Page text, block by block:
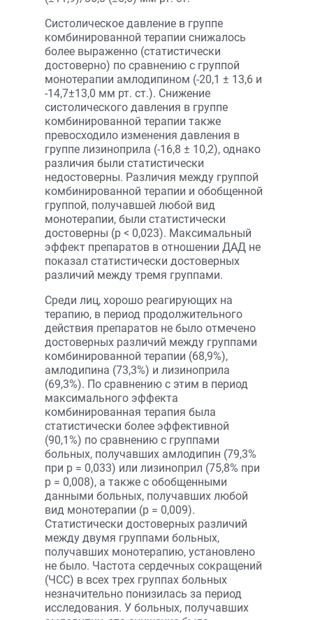
Систолическое давление в группе
комбинированной терапии снижалось
более выраженно (статистически
достоверно) по сравнению с группой
монотерапии амлодипином (-20,1 ± 13,6 и
-14,7±13,0 мм рт. ст.). Снижение
систолического давления в группе
комбинированной терапии также
превосходило изменения давления в
группе лизиноприла (-16,8 ± 10,2), однако
различия были статистически
недостоверны. Различия между группой
комбинированной терапии и обобщенной
группой, получавшей любой вид
монотерапии, были статистически
достоверны (р < 0,023). Максимальный
эффект препаратов в отношении ДАД не
показал статистически достоверных
различий между тремя группами.
Среди лиц, хорошо реагирующих на
терапию, в период продолжительного
действия препаратов не было отмечено
достоверных различий между группами
комбинированной терапии (68,9%),
амлодипина (73,3%) и лизиноприла
(69,3%). По сравнению с этим в период
максимального эффекта
комбинированная терапия была
статистически более эффективной
(90,1%) по сравнению с группами
больных, получавших амлодипин (79,3%
при р = 0,033) или лизиноприл (75,8% при
р = 0,008), а также с обобщенными
данными больных, получавших любой
вид монотерапии (р = 0,009).
Статистически достоверных различий
между двумя группами больных,
получавших монотерапию, установлено
не было. Частота сердечных сокращений
(ЧСС) в всех трех группах больных
незначительно понизилась за период
исследования. У больных, получавших